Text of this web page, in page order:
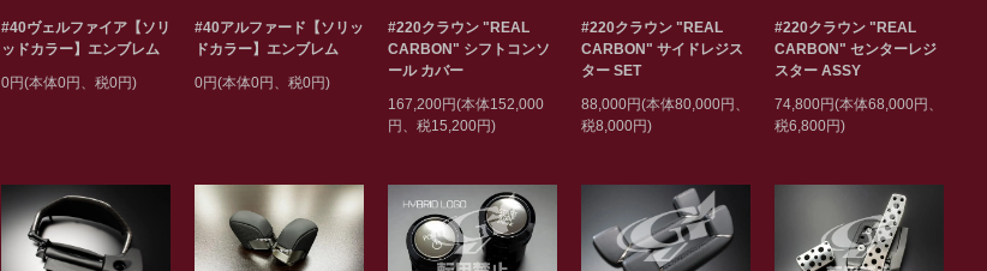
#40ヴェルファイア【ソリ
ッドカラー】エンブレム
0円(本体0円、税0円)
#40アルファード【ソリッ
ドカラー】エンブレム
0円(本体0円、税0円)
#220クラウン "REAL
CARBON" シフトコンソ
ール カバー
167,200円(本体152,000
円、税15,200円)
#220クラウン "REAL
CARBON" サイドレジス
ター SET
88,000円(本体80,000円、
税8,000円)
#220クラウン "REAL
CARBON" センターレジ
スター ASSY
74,800円(本体68,000円、
税6,800円)